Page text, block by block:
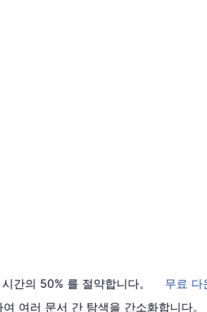
간의 50% 를 절약합니다。
무료 다
여러 문서 간 탐색을 간소화합니다。